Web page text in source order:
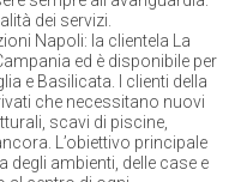
dei servizi.
Napoli: la clientela La
ed è disponibile per
e Basilicata. I clienti della
che necessitano nuovi
scavi di piscine,
L’obiettivo principale
degli ambienti, delle case e